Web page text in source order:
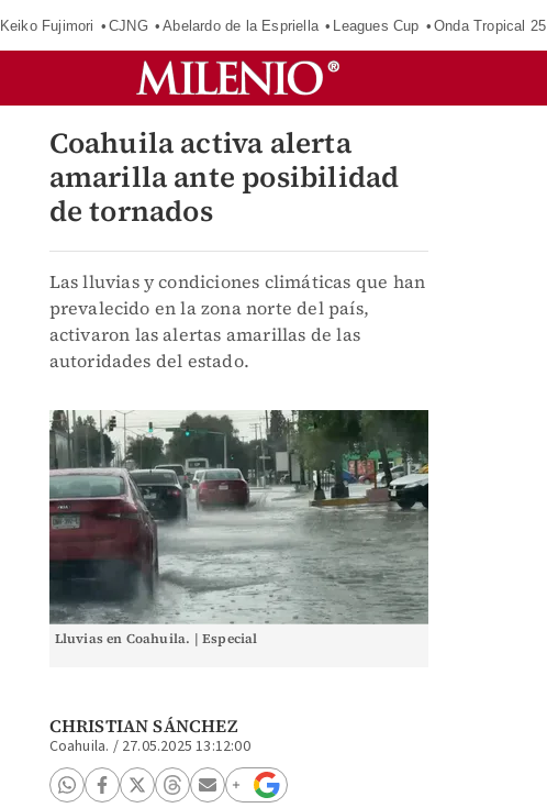
Keiko Fujimori CJNG Abelardo de la Espriella Leagues Cup Onda Tropical 25
Coahuila activa alerta
amarilla ante posibilidad
de tornados
Las lluvias y condiciones climáticas que han
prevalecido en la zona norte del país,
activaron las alertas amarillas de las
autoridades del estado.
Lluvias en Coahuila. | Especial
CHRISTIAN SÁNCHEZ
Coahuila. / 27.05.2025 13:12:00